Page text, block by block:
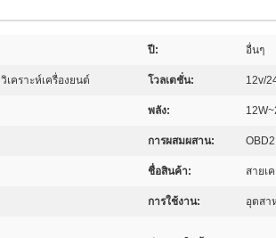
ปี: อื่นๆ
วิเคราะห์เครื่องยนต์ โวลเตชั่น: 12v/
พลัง:
การผสมผสาน: OBD2
ชื่อสินค้า: สายเ
การใช้งาน: อุตสา